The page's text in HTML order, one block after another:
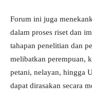
Forum ini juga
dalam proses riset dan
tahapan penelitian dan
melibatkan perempuan,
petani, nelayan, hingga
dapat dirasakan secara